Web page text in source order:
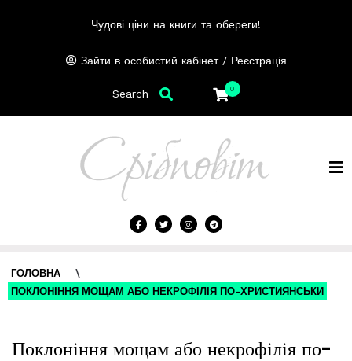
Чудові ціни на книги та обереги!
Зайти в особистий кабінет / Реєстрація
0
Search
ГОЛОВНА
\
ПОКЛОНІННЯ МОЩАМ АБО НЕКРОФІЛІЯ ПО-ХРИСТИЯНСЬКИ
Поклоніння мощам або некрофілія по-